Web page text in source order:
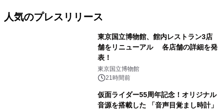
人気のプレスリリース
東京国立博物館、館内レストラン3店
舗をリニューアル 各店舗の詳細を発
表！
東京国立博物館
21時間前
仮面ライダー55周年記念！オリジナル
音源を搭載した 「音声目覚まし時計」